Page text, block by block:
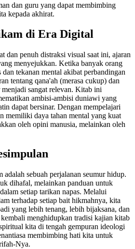
dan guru yang dapat membimbing
kepada akhirat.
di Era Digital
dan penuh distraksi visual saat ini, ajaran
menyejukkan. Ketika banyak orang
tekanan mental akibat perbandingan
tentang qana'ah (merasa cukup) dan
sangat relevan. Kitab ini
ambisi-ambisi duniawi yang
dapat bersinar. Dengan mempelajari
memiliki daya tahan mental yang kuat
oleh opini manusia, melainkan oleh
sebuah perjalanan seumur hidup.
dihafal, melainkan panduan untuk
setiap tarikan napas. Melalui
terhadap setiap bait hikmahnya, kita
yang lebih tenang, lebih bijaksana, dan
menghidupkan tradisi kajian kitab
kita di tengah gempuran ideologi
membimbing hati kita untuk
Nya.